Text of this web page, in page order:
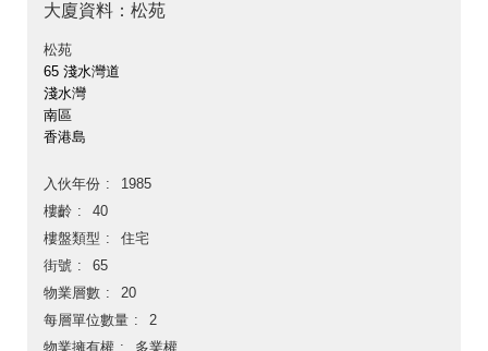
大廈資料：松苑
松苑
65 淺水灣道
淺水灣
南區
香港島
入伙年份
1985
樓齡
40
樓盤類型
住宅
街號
65
物業層數
20
每層單位數量
2
物業擁有權
多業權